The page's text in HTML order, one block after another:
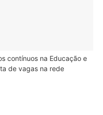
contínuos na Educação e
de vagas na rede